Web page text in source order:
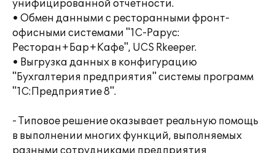
унифицированной отчетности.
• Обмен данными с ресторанными фронт-
офисными системами "1С-Рарус:
Ресторан+Бар+Кафе", UCS Rkeeper.
• Выгрузка данных в конфигурацию
"Бухгалтерия предприятия" системы программ
"1С:Предприятие 8".
- Типовое решение оказывает реальную помощь
в выполнении многих функций, выполняемых
разными сотрудниками предприятия